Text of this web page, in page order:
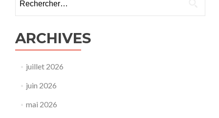
ARCHIVES
juillet 2026
juin 2026
mai 2026